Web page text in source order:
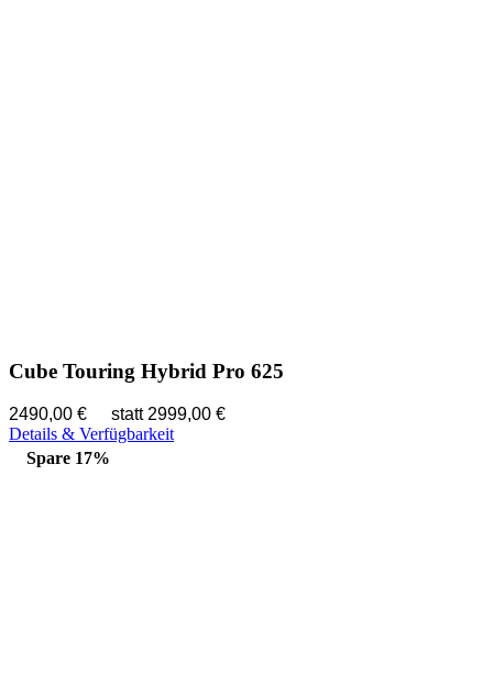
Cube Touring Hybrid Pro 625
2490,00 €
statt 2999,00 €
Details & Verfügbarkeit
Spare 17%